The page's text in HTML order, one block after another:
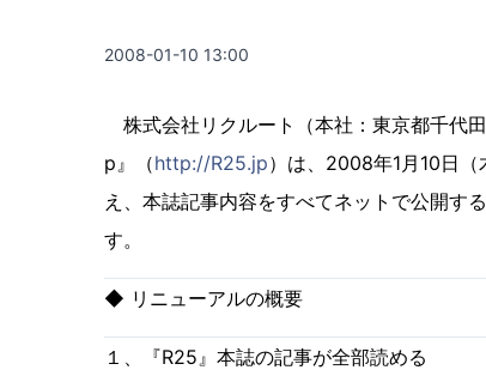
2008-01-10 13:00
株式会社リクルート（本社：東京都千
p』（http://R25.jp）は、2008年1月10日
え、本誌記事内容をすべてネットで公開す
す。
◆ リニューアルの概要
１、『R25』本誌の記事が全部読める